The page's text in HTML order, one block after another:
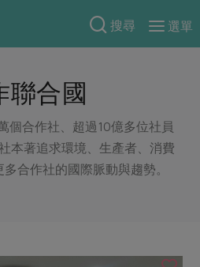
搜尋
選單
當令水果
蕈菇類
乳製品
聯合國
個合作社、超過10億多位社員
本著追求環境、生產者、消費
合作社的國際脈動與趨勢。